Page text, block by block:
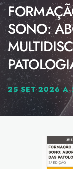
SONO:
25 SET 2026 A